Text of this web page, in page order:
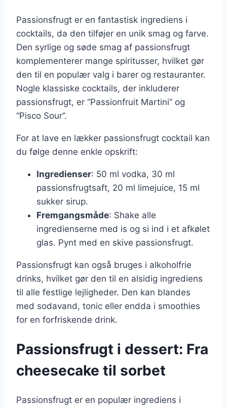
Passionsfrugt er en fantastisk ingrediens i
cocktails, da den tilføjer en unik smag og farve.
Den syrlige og søde smag af passionsfrugt
komplementerer mange spiritusser, hvilket gør
den til en populær valg i barer og restauranter.
Nogle klassiske cocktails, der inkluderer
passionsfrugt, er “Passionfruit Martini” og
“Pisco Sour”.
For at lave en lækker passionsfrugt cocktail kan
du følge denne enkle opskrift:
Ingredienser: 50 ml vodka, 30 ml
passionsfrugtsaft, 20 ml limejuice, 15 ml
sukker sirup.
Fremgangsmåde: Shake alle
ingredienserne med is og si ind i et afkølet
glas. Pynt med en skive passionsfrugt.
Passionsfrugt kan også bruges i alkoholfrie
drinks, hvilket gør den til en alsidig ingrediens
til alle festlige lejligheder. Den kan blandes
med sodavand, tonic eller endda i smoothies
for en forfriskende drink.
Passionsfrugt i dessert: Fra
cheesecake til sorbet
Passionsfrugt er en populær ingrediens i